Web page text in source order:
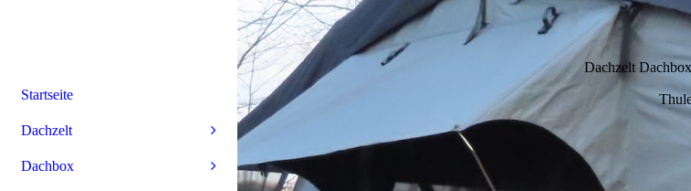
Dachzelt
Startseite
Dachzelt
Dachbox